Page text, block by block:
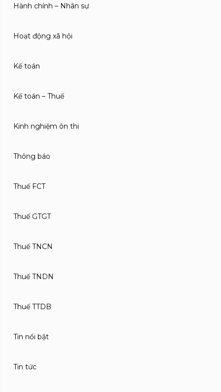
Hành chính – Nhân sự
Hoạt động xã hội
Kế toán
Kế toán – Thuế
Kinh nghiệm ôn thi
Thông báo
Thuế FCT
Thuế GTGT
Thuế TNCN
Thuế TNDN
Thuế TTDB
Tin nổi bật
Tin tức